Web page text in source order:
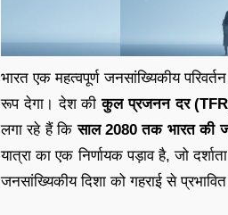
भारत एक महत्वपूर्ण जनसांख्यिकीय
रूप देगा। देश कीकुल प्रजनन दर
लगा रहे हैं किसाल 2080 तक भारत की
यात्रा का एक निर्णायक पड़ाव है, जो
जनसांख्यिकीय दिशा को गहराई से